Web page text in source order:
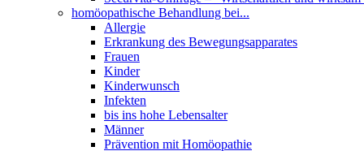
homöopathische Behandlung bei...
Allergie
Erkrankung des Bewegungsapparates
Frauen
Kinder
Kinderwunsch
Infekten
bis ins hohe Lebensalter
Männer
Prävention mit Homöopathie